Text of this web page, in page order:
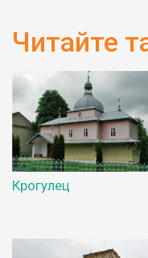
Читайте
Крогулец